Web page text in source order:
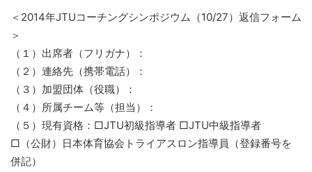
＜2014年JTUコーチングシンポジウム（10/27）返信フォーム
＞
（１）出席者（フリガナ）：
（２）連絡先（携帯電話）：
（３）加盟団体（役職）：
（４）所属チーム等（担当）：
（５）現有資格：□JTU初級指導者 □JTU中級指導者
□（公財）日本体育協会トライアスロン指導員（登録番号を
併記）